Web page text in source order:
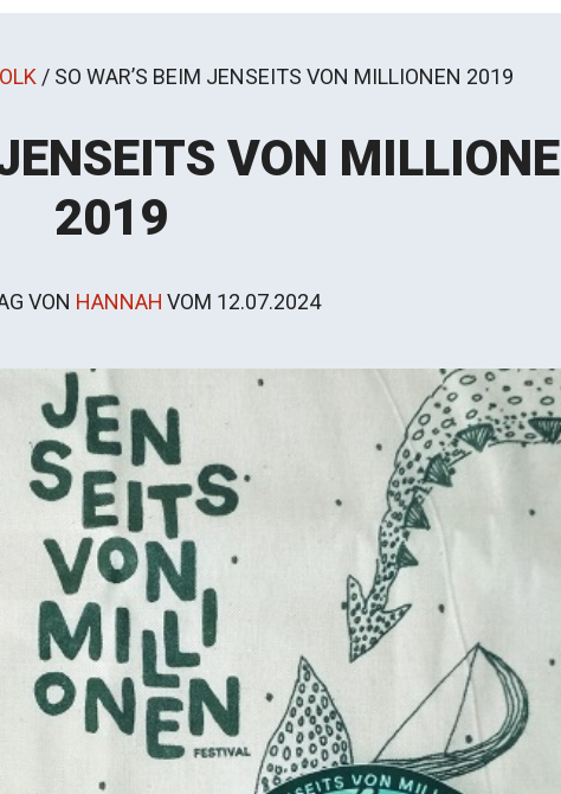
/ SO WAR’S BEIM JENSEITS VON MILLIONEN 2019
VON
2019
VON HANNAH VOM 12.07.2024